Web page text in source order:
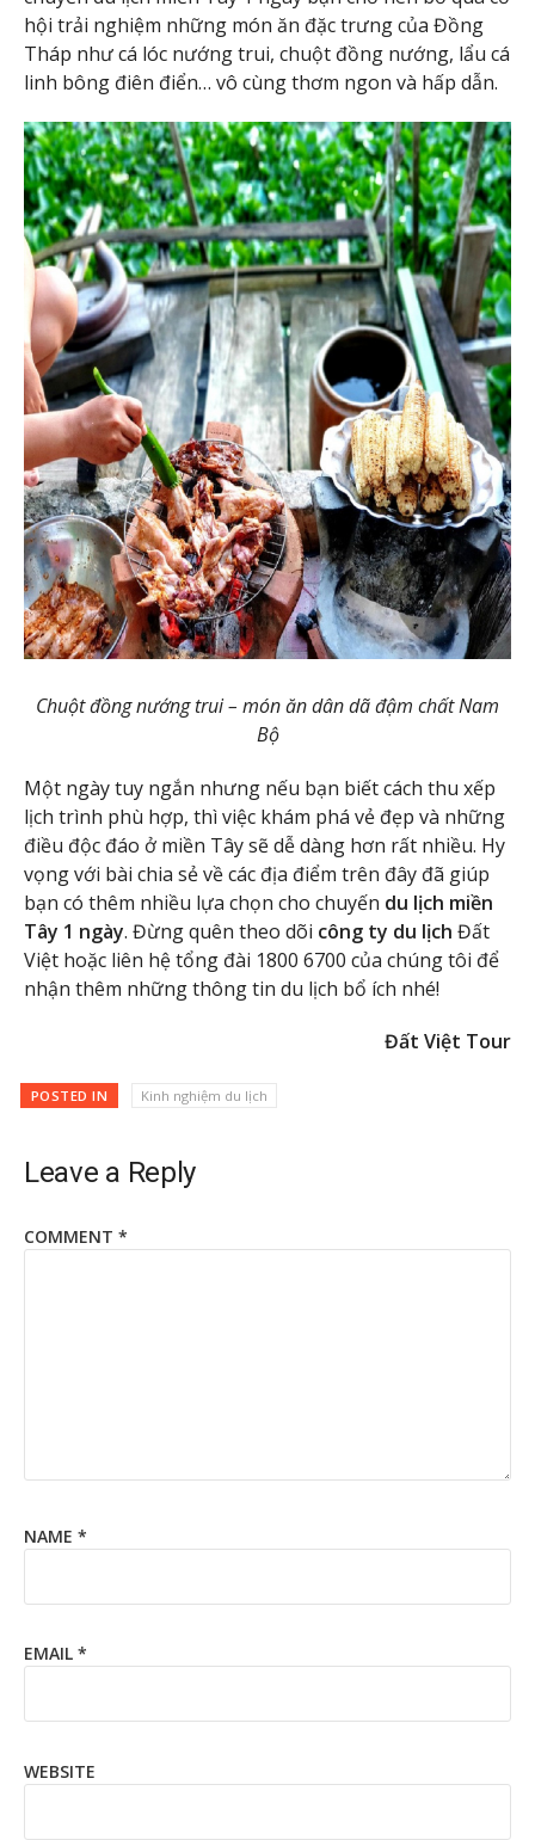
hội trải nghiệm những món ăn đặc trưng của Đồng
Tháp như cá lóc nướng trui, chuột đồng nướng, lẩu cá
linh bông điên điển… vô cùng thơm ngon và hấp dẫn.
Chuột đồng nướng trui – món ăn dân dã đậm chất Nam
Bộ
Một ngày tuy ngắn nhưng nếu bạn biết cách thu xếp
lịch trình phù hợp, thì việc khám phá vẻ đẹp và những
điều độc đáo ở miền Tây sẽ dễ dàng hơn rất nhiều. Hy
vọng với bài chia sẻ về các địa điểm trên đây đã giúp
bạn có thêm nhiều lựa chọn cho chuyến du lịch miền
Tây 1 ngày. Đừng quên theo dõi công ty du lịch Đất
Việt hoặc liên hệ tổng đài 1800 6700 của chúng tôi để
nhận thêm những thông tin du lịch bổ ích nhé!
Đất Việt Tour
POSTED IN Kinh nghiệm du lịch
Leave a Reply
COMMENT *
NAME *
EMAIL *
WEBSITE